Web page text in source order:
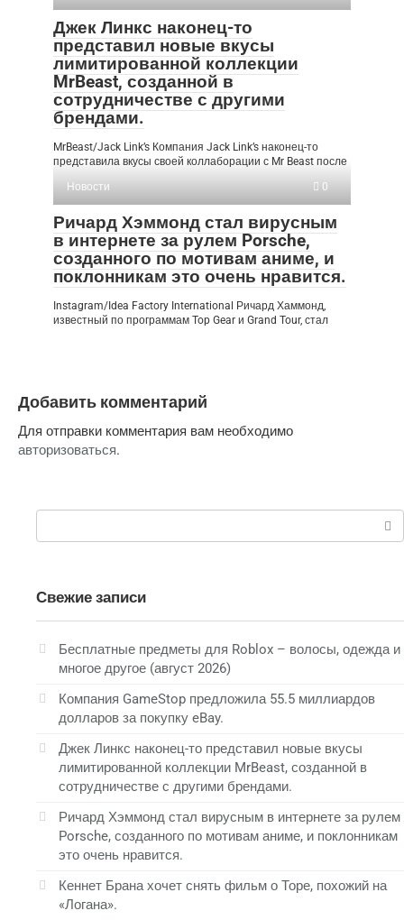
Джек Линкс наконец-то
представил новые вкусы
лимитированной коллекции
MrBeast, созданной в
сотрудничестве с другими
брендами.
MrBeast/Jack Link’s Компания Jack Link’s наконец-то
представила вкусы своей коллаборации с Mr Beast после
Новости
0
Ричард Хэммонд стал вирусным
в интернете за рулем Porsche,
созданного по мотивам аниме, и
поклонникам это очень нравится.
Instagram/Idea Factory International Ричард Хаммонд,
известный по программам Top Gear и Grand Tour, стал
Добавить комментарий
Для отправки комментария вам необходимо
авторизоваться.
Поиск:
Свежие записи
Бесплатные предметы для Roblox – волосы, одежда и
многое другое (август 2026)
Компания GameStop предложила 55.5 миллиардов
долларов за покупку eBay.
Джек Линкс наконец-то представил новые вкусы
лимитированной коллекции MrBeast, созданной в
сотрудничестве с другими брендами.
Ричард Хэммонд стал вирусным в интернете за рулем
Porsche, созданного по мотивам аниме, и поклонникам
это очень нравится.
Кеннет Брана хочет снять фильм о Торе, похожий на
«Логана».